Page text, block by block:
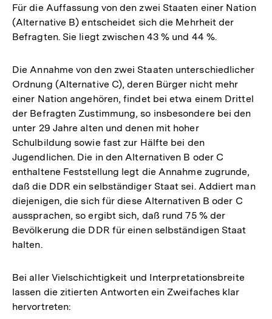
Für die Auffassung von den zwei Staaten einer Nation
(Alternative B) entscheidet sich die Mehrheit der
Befragten. Sie liegt zwischen 43 % und 44 %.
Die Annahme von den zwei Staaten unterschiedlicher
Ordnung (Alternative C), deren Bürger nicht mehr
einer Nation angehören, findet bei etwa einem Drittel
der Befragten Zustimmung, so insbesondere bei den
unter 29 Jahre alten und denen mit hoher
Schulbildung sowie fast zur Hälfte bei den
Jugendlichen. Die in den Alternativen B oder C
enthaltene Feststellung legt die Annahme zugrunde,
daß die DDR ein selbständiger Staat sei. Addiert man
diejenigen, die sich für diese Alternativen B oder C
aussprachen, so ergibt sich, daß rund 75 % der
Bevölkerung die DDR für einen selbständigen Staat
halten.
Bei aller Vielschichtigkeit und Interpretationsbreite
lassen die zitierten Antworten ein Zweifaches klar
hervortreten: